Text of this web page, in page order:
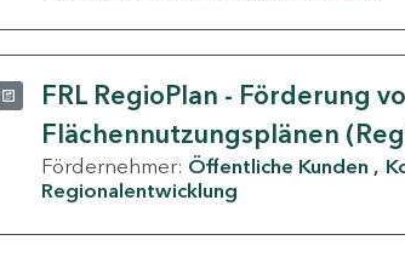
FRL RegioPlan - Förderung
Flächennutzungsplänen
Fördernehmer: Öffentliche Kunden
Regionalentwicklung